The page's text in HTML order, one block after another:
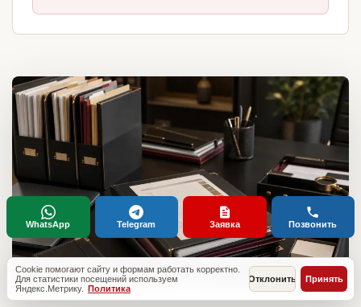
Cookie помогают сайту и формам работать корректно.
Для статистики посещений используем
Яндекс.Метрику. Политика
Отклонить Принять
WhatsApp Telegram Заявка Позвонить